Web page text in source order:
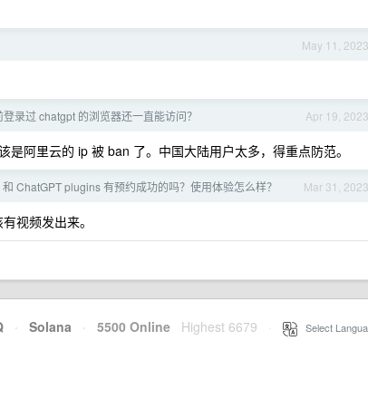
May 11, 2023
Apr 19, 2023
录过 chatgpt 的浏览器还一直能访问？
阿里云的 ip 被 ban 了。中国大陆用户太多，得重点防范。
Mar 31, 2023
ChatGPT plugins 有预约成功的吗？使用体验怎么样？
视频发出来。
· Solana · 5500 Online Highest 6679 Select